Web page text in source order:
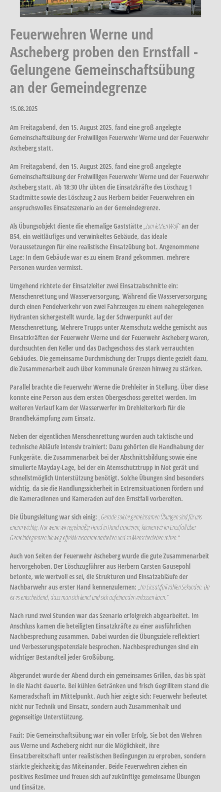
Feuerwehren Werne und
Ascheberg proben den Ernstfall -
Gelungene Gemeinschaftsübung
an der Gemeindegrenze
15.08.2025
Am Freitagabend, den 15. August 2025, fand eine groß angelegte
Gemeinschaftsübung der Freiwilligen Feuerwehr Werne und der Feuerwehr
Ascheberg statt.
Am Freitagabend, den 15. August 2025, fand eine groß angelegte
Gemeinschaftsübung der Freiwilligen Feuerwehr Werne und der Feuerwehr
Ascheberg statt. Ab 18:30 Uhr übten die Einsatzkräfte des Löschzug 1
Stadtmitte sowie des Löschzug 2 aus Herbern beider Feuerwehren ein
anspruchsvolles Einsatzszenario an der Gemeindegrenze.
Als Übungsobjekt diente die ehemalige Gaststätte„Zum letzten Wolf“an der
B54, ein weitläufiges und verwinkeltes Gebäude, das ideale
Voraussetzungen für eine realistische Einsatzübung bot. Angenommene
Lage: In dem Gebäude war es zu einem Brand gekommen, mehrere
Personen wurden vermisst.
Umgehend richtete der Einsatzleiter zwei Einsatzabschnitte ein:
Menschenrettungund Wasserversorgung. Während die Wasserversorgung
durch einen Pendelverkehr von zwei Fahrzeugen zu einem nahegelegenen
Hydranten sichergestellt wurde, lag der Schwerpunkt auf der
Menschenrettung. Mehrere Trupps unter Atemschutz welche gemischt aus
Einsatzkräften der Feuerwehr Werne und der Feuerwehr Ascheberg waren,
durchsuchten den Keller und das Dachgeschoss des stark verrauchten
Gebäudes. Die gemeinsame Durchmischung der Trupps diente gezielt dazu,
die Zusammenarbeit auch über kommunale Grenzen hinweg zu stärken.
Parallel brachte die Feuerwehr Werne die Drehleiter in Stellung. Über diese
konnte eine Person aus dem ersten Obergeschoss gerettet werden. Im
weiteren Verlauf kam der Wasserwerfer im Drehleiterkorb für die
Brandbekämpfung zum Einsatz.
Neben der eigentlichen Menschenrettung wurden auch taktische und
technische Abläufe intensiv trainiert: Dazu gehörten die Handhabung der
Funkgeräte, die Zusammenarbeit bei der Abschnittsbildung sowie eine
simulierte Mayday-Lage, bei der ein Atemschutztrupp in Not gerät und
schnellstmöglich Unterstützung benötigt. Solche Übungen sind besonders
wichtig, da sie die Handlungssicherheit in Extremsituationen fördern und
die Kameradinnen und Kameraden auf den Ernstfall vorbereiten.
Die Übungsleitung war sich einig: „Gerade solche gemeinsamen Übungen sind für uns
enorm wichtig. Nur wenn wir regelmäßig Hand in Hand trainieren, können wir im Ernstfall über
Gemeindegrenzen hinweg effektiv zusammenarbeiten und so Menschenleben retten.“
Auch von Seiten der Feuerwehr Ascheberg wurde die gute Zusammenarbeit
hervorgehoben. Der Löschzugführer aus Herbern Carsten Gausepohl
betonte, wie wertvoll es sei, die Strukturen und Einsatzabläufe der
Nachbarwehr aus erster Hand kennenzulernen: „Im Einsatzfall zählen Sekunden. Da
ist es entscheidend, dass man sich kennt und sich aufeinander verlassen kann.“
Nach rund zwei Stunden war das Szenario erfolgreich abgearbeitet. Im
Anschluss kamen die beteiligten Einsatzkräfte zu einer ausführlichen
Nachbesprechung zusammen. Dabei wurden die Übungsziele reflektiert
und Verbesserungspotenziale besprochen. Nachbesprechungen sind ein
wichtiger Bestandteil jeder Großübung.
Abgerundet wurde der Abend durch ein gemeinsames Grillen, das bis spät
in die Nacht dauerte. Bei kühlen Getränken und frisch Gegrilltem stand die
Kameradschaft im Mittelpunkt. Auch hier zeigte sich: Feuerwehr bedeutet
nicht nur Technik und Einsatz, sondern auch Zusammenhalt und
gegenseitige Unterstützung.
Fazit: Die Gemeinschaftsübung war ein voller Erfolg. Sie bot den Wehren
aus Werne und Ascheberg nicht nur die Möglichkeit, ihre
Einsatzbereitschaft unter realistischen Bedingungen zu erproben, sondern
stärkte gleichzeitig das Miteinander. Beide Feuerwehren ziehen ein
positives Resümee und freuen sich auf zukünftige gemeinsame Übungen
und Einsätze.